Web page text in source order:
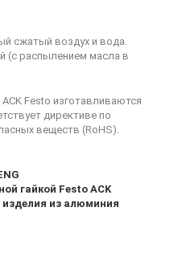
сжатый воздух и вода.
(с распылением масла в
Festo изготавливаются
директиве по
веществ (RoHS).
гайкой Festo ACK
из алюминия